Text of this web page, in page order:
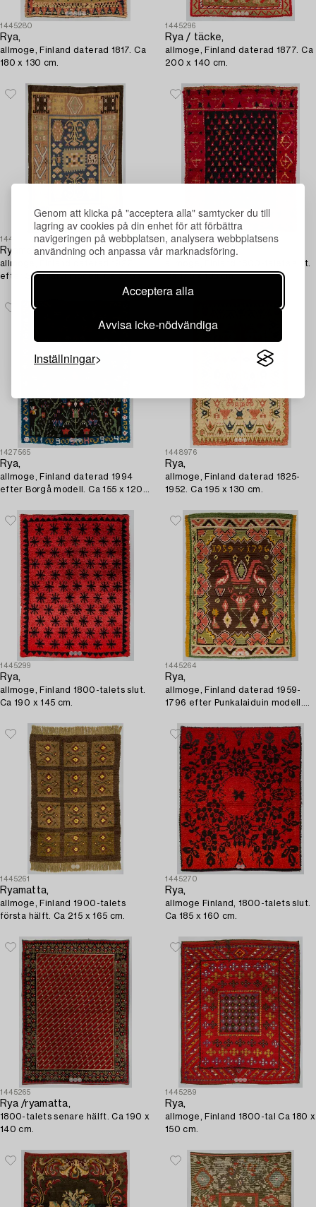
Genom att klicka på "acceptera alla" samtycker du till
lagring av cookies på din enhet för att förbättra
navigeringen på webbplatsen, analysera webbplatsens
användning och anpassa vår marknadsföring.
Acceptera alla
Avvisa icke-nödvändiga
Inställningar
1445280
Rya,
allmoge, Finland daterad 1817. Ca
180 x 130 cm.
1445296
Rya / täcke,
allmoge, Finland daterad 1877. Ca
200 x 140 cm.
1445283
Ryamatta,
allmoge, Finland daterad 1927
efter Saarijärvi modell. Ca 275 x
1448969
Rya,
allmoge, Finland 1800-talets slut.
Ca 175 x 135 cm.
1427565
Rya,
allmoge, Finland daterad 1994
efter Borgå modell. Ca 155 x 120
1448976
Rya,
allmoge, Finland daterad 1825-
1952. Ca 195 x 130 cm.
1445299
Rya,
allmoge, Finland 1800-talets slut.
Ca 190 x 145 cm.
1445264
Rya,
allmoge, Finland daterad 1959-
1796 efter Punkalaiduin modell.
1445261
Ryamatta,
allmoge, Finland 1900-talets
första hälft. Ca 215 x 165 cm.
1445270
Rya,
allmoge Finland, 1800-talets slut.
Ca 185 x 160 cm.
1445265
Rya /ryamatta,
1800-talets senare hälft. Ca 190 x
140 cm.
1445289
Rya,
allmoge, Finland 1800-tal Ca 180 x
150 cm.